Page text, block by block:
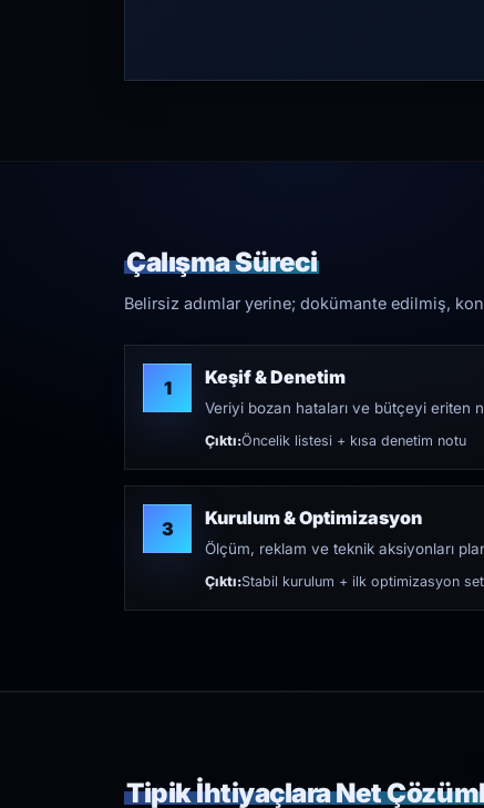
Çalışma Süreci
Belirsiz adımlar yerine; dokümante edilmiş,
1 Keşif & Denetim
Veriyi bozan hataları ve bütçeyi eriten
Çıktı:Öncelik listesi + kısa denetim notu
3 Kurulum & Optimizasyon
Ölçüm, reklam ve teknik aksiyonları
Çıktı:Stabil kurulum + ilk optimizasyon
Tipik İhtiyaçlara Net